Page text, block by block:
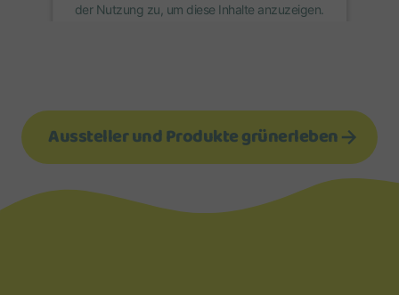
der Nutzung zu, um diese Inhalte anzuzeigen.
Aussteller und Produkte grünerleben